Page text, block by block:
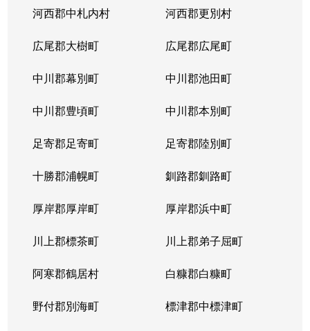
河西郡中札内村 河西郡更別村
広尾郡大樹町 広尾郡広尾町
中川郡幕別町 中川郡池田町
中川郡豊頃町 中川郡本別町
足寄郡足寄町 足寄郡陸別町
十勝郡浦幌町 釧路郡釧路町
厚岸郡厚岸町 厚岸郡浜中町
川上郡標茶町 川上郡弟子屈町
阿寒郡鶴居村 白糠郡白糠町
野付郡別海町 標津郡中標津町